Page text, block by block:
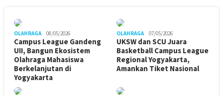
OLAHRAGA 08/05/2026
Campus League Gandeng
UII, Bangun Ekosistem
Olahraga Mahasiswa
Berkelanjutan di
Yogyakarta
OLAHRAGA 07/05/2026
UKSW dan SCU Juara
Basketball Campus League
Regional Yogyakarta,
Amankan Tiket Nasional